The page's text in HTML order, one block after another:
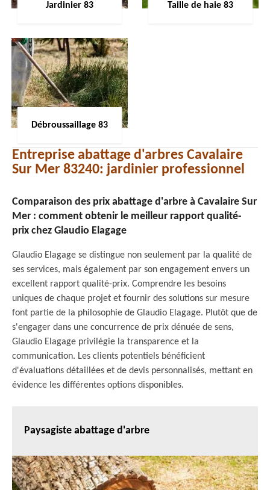
Jardinier 83 Taille de haie 83
Débroussaillage 83
Entreprise abattage d'arbres Cavalaire
Sur Mer 83240: jardinier professionnel
Comparaison des prix abattage d'arbre à Cavalaire Sur
Mer : comment obtenir le meilleur rapport qualité-
prix chez Glaudio Elagage
Glaudio Elagage se distingue non seulement par la qualité de
ses services, mais également par son engagement envers un
excellent rapport qualité-prix. Comprendre les besoins
uniques de chaque projet et fournir des solutions sur mesure
font partie de la philosophie de Glaudio Elagage. Plutôt que de
s'engager dans une concurrence de prix dénuée de sens,
Glaudio Elagage privilégie la transparence et la
communication. Les clients potentiels bénéficient
d'évaluations détaillées et de devis personnalisés, mettant en
évidence les différentes options disponibles.
Paysagiste abattage d'arbre